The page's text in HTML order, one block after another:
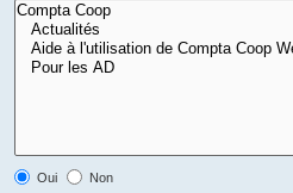
Oui
Non